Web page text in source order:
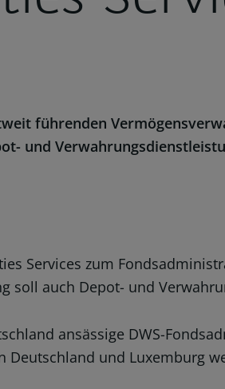
führenden
und
Services zum
soll auch Depot- und
ansässige DWS-
Deutschland und Luxemburg